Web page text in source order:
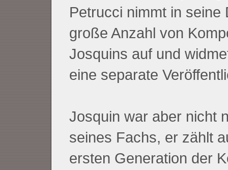
Petrucci nimmt in seine
große Anzahl von
Josquins auf und
eine separate
Josquin war aber nicht
seines Fachs, er zählt
ersten Generation der